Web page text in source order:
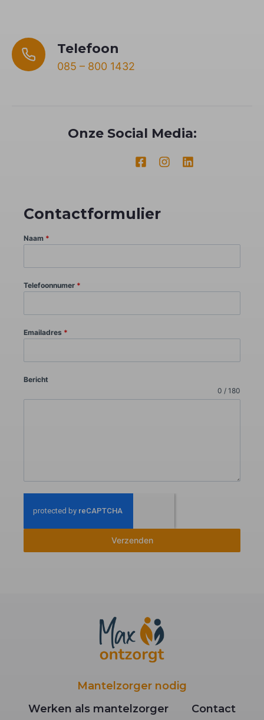
Telefoon
085 – 800 1432
Onze Social Media:
Contactformulier
Naam *
Telefoonnumer *
Emailadres *
Bericht
0 / 180
Verzenden
Mantelzorger nodig
Werken als mantelzorger
Contact